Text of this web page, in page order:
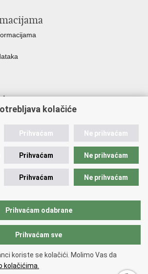
poslova
uprava karlovačka.
kolačiće
Prihvaćam Ne prihvaćam
Prihvaćam Ne prihvaćam
Prihvaćam Ne prihvaćam
Prihvaćam odabrane
Prihvaćam sve
koriste se kolačići. Molimo Vas da
kolačićima.